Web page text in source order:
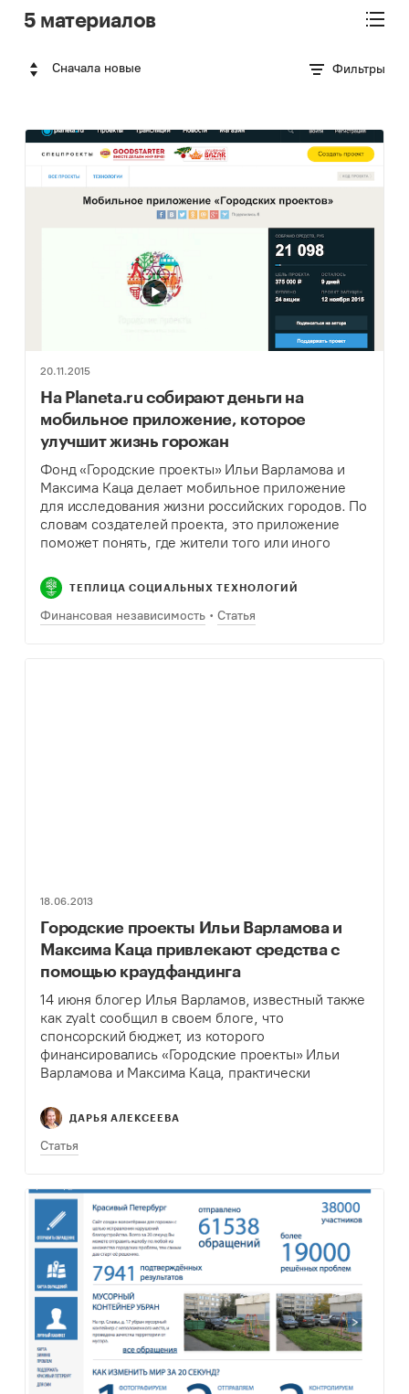
5 материалов
Сначала новые Фильтры
20.11.2015
На Planeta.ru собирают деньги на
мобильное приложение, которое
улучшит жизнь горожан
Фонд «Городские проекты» Ильи Варламова и
Максима Каца делает мобильное приложение
для исследования жизни российских городов. По
словам создателей проекта, это приложение
поможет понять, где жители того или иного
маршрутах, что кажется…
ТЕПЛИЦА СОЦИАЛЬНЫХ ТЕХНОЛОГИЙ
Финансовая независимость Статья
18.06.2013
Городские проекты Ильи Варламова и
Максима Каца привлекают средства с
помощью краудфандинга
14 июня блогер Илья Варламов, известный также
как zyalt сообщил в своем блоге, что
спонсорский бюджет, из которого
финансировались «Городские проекты» Ильи
Варламова и Максима Каца, практически
программ требуется поддержка горожан.
Нейтральные фонды немногочисленны, и
претендентов…
ДАРЬЯ АЛЕКСЕЕВА
Статья